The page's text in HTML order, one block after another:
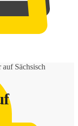
Sächsisch